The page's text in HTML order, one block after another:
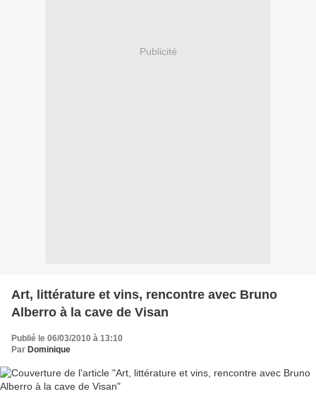
Publicité
Art, littérature et vins, rencontre avec Bruno
Alberro à la cave de Visan
Publié le 06/03/2010 à 13:10
Par Dominique